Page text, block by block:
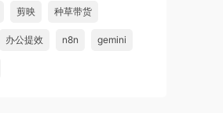
剪映 种草带货
办公提效 n8n gemini